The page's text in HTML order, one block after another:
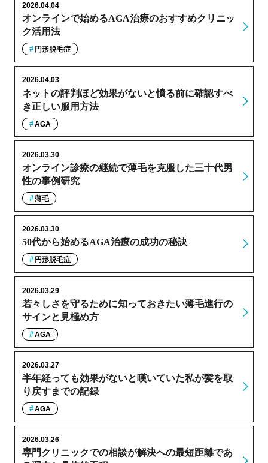
オンラインで始めるAGA治療のおすすめクリニッ
ク活用法
2026.04.04
円形脱毛症
ネットの評判ほど効果がないと憤る前に確認すべ
き正しい服用方法
2026.04.03
AGA
オンライン診療の継続で薄毛を克服した三十代男
性の事例研究
2026.03.30
薄毛
50代から始めるAGA治療の成功の秘訣
2026.03.30
円形脱毛症
若々しさを守るために知っておきたい薄毛進行の
サインと見極め方
2026.03.29
AGA
半年経っても効果がないと嘆いていた私が髪を取
り戻すまでの記録
2026.03.27
AGA
専門クリニックでの相談が解決への最短距離であ
2026.03.26